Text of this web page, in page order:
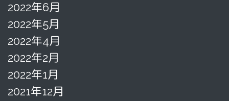
2022年6月
2022年5月
2022年4月
2022年2月
2022年1月
2021年12月